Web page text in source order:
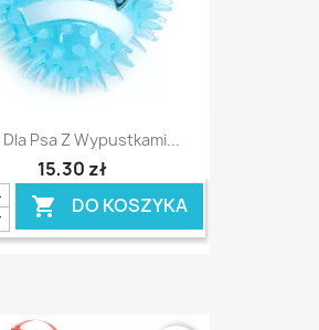
Dla Psa Z Wypustkami...
15,30 zł
 DO KOSZYKA